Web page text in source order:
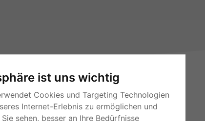
ist uns wichtig
Cookies und Targeting Technologien
Internet-Erlebnis zu ermöglichen und
sehen, besser an Ihre Bedürfnisse